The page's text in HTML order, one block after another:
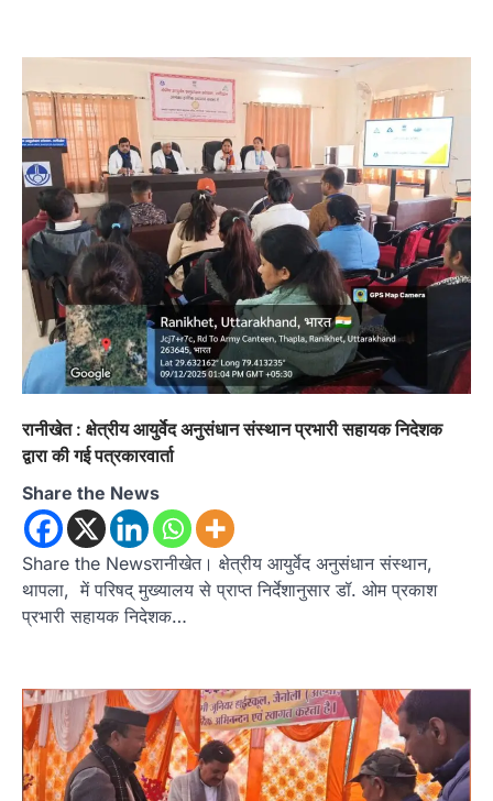
रानीखेत : क्षेत्रीय आयुर्वेद अनुसंधान संस्थान प्रभारी सहायक निदेशक
द्वारा की गई पत्रकारवार्ता
Share the News
Share the Newsरानीखेत। क्षेत्रीय आयुर्वेद अनुसंधान संस्थान,
थापला, में परिषद् मुख्यालय से प्राप्त निर्देशानुसार डॉ. ओम प्रकाश
प्रभारी सहायक निदेशक…
उत्तराखण्ड कुमाऊं ख़बरें नैनीताल
हल्द्वानी में खड़गे का हुंकार, नौकरियों से लेकर
Admin
हल्द्वानी में आयोजित विजय शंखनाद रैली को संबोधित करते
हुए कांग्रेस के राष्ट्रीय अध्यक्ष मल्लिकार्जुन…
3
उत्तराखण्ड
कांग्रेस नेता
Admin August 8, 2026
कांग्रेस कार्यकर्ताओं की बसें रोकने का आरोप, एसएसपी
ऑफिस में धरने पर बैठे गोदियाल और…